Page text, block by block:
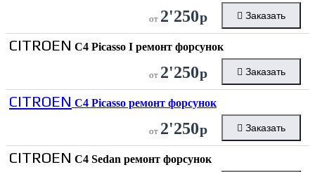
от 2'250р Заказать
CITROEN C4 Picasso I ремонт форсунок
от 2'250р Заказать
CITROEN C4 Picasso ремонт форсунок
от 2'250р Заказать
CITROEN C4 Sedan ремонт форсунок